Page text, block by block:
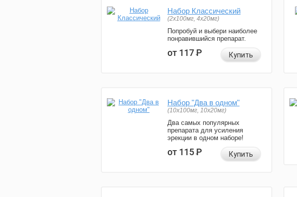
Набор Классический
(2x100мг, 4x20мг)
Попробуй и выбери наиболее
понравившийся препарат.
от 117Р Купить
Набор "Два в одном"
(10x100мг, 10x20мг)
Два самых популярных
препарата для усиления
эрекции в одном наборе!
от 115Р Купить